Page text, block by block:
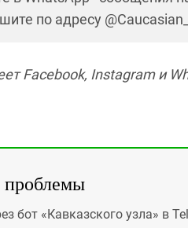
по адресу
Facebook, Instagram и
проблемы
бот «Кавказского узла» в